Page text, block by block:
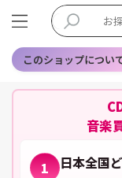
このショップについ
音楽
1 日本全国